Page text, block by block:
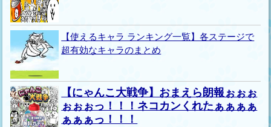
【使えるキャラ ランキング一覧】各ステージで
超有効なキャラのまとめ
【にゃんこ大戦争】おまえら朗報ぉぉぉ
ぉぉぉっ！！！ネコカンくれたぁぁぁぁ
ぁぁぁっ！！！